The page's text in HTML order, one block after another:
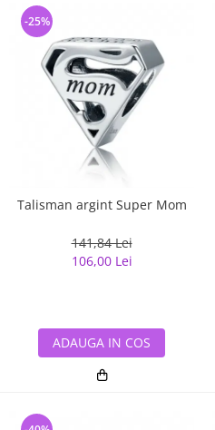
Talisman argint Super Mom
141,84 Lei
106,00 Lei
-25%
ADAUGA IN COS